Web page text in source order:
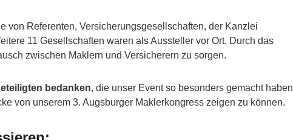
von Referenten, Versicherungsgesellschaften, der Kanzlei
11 Gesellschaften waren als Aussteller vor Ort. Durch das
zwischen Maklern und Versicherern zu sorgen.
bedanken, die unser Event so besonders gemacht haben
von unserem 3. Augsburger Maklerkongress zeigen zu können.